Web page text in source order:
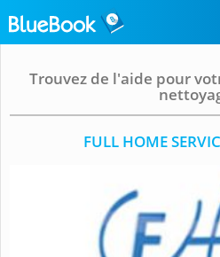
Trouvez de l'aide pour
FULL HOME